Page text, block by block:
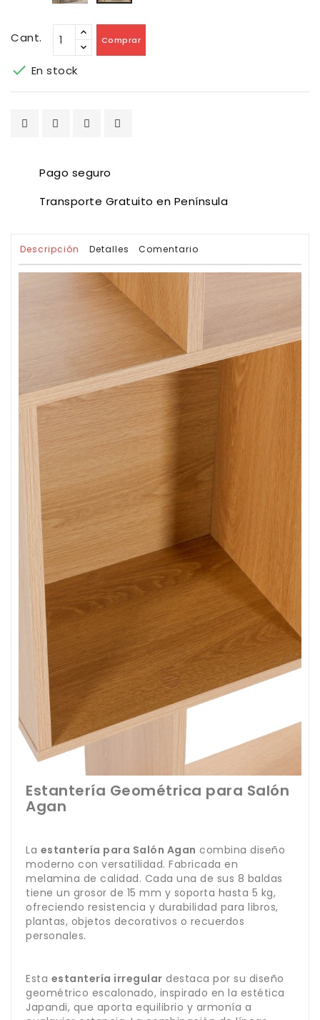
Cant. Comprar
 En stock
Pago seguro
Transporte Gratuito en Península
Descripción Detalles Comentario
Estantería Geométrica para Salón
Agan
La estantería para Salón Agan combina diseño
moderno con versatilidad. Fabricada en
melamina de calidad. Cada una de sus 8 baldas
tiene un grosor de 15 mm y soporta hasta 5 kg,
ofreciendo resistencia y durabilidad para libros,
plantas, objetos decorativos o recuerdos
personales.
Esta estantería irregular destaca por su diseño
geométrico escalonado, inspirado en la estética
Japandi, que aporta equilibrio y armonía a